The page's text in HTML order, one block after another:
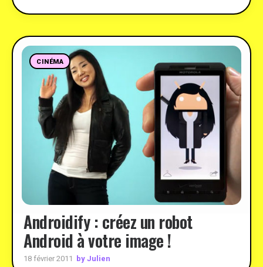
CINÉMA
Androidify : créez un robot
Android à votre image !
18 février 2011 by Julien